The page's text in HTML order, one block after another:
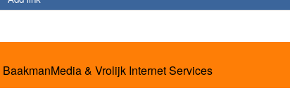
BaakmanMedia& Vrolijk Internet Services